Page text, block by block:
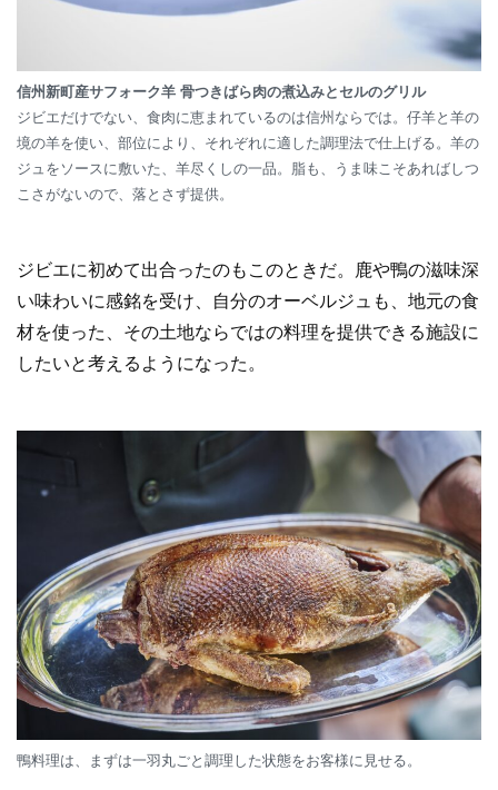
信州新町産サフォーク羊 骨つきばら肉の煮込みとセルのグリル
ジビエだけでない、食肉に恵まれているのは信州ならでは。仔羊と羊の
境の羊を使い、部位により、それぞれに適した調理法で仕上げる。羊の
ジュをソースに敷いた、羊尽くしの一品。脂も、うま味こそあればしつ
こさがないので、落とさず提供。
ジビエに初めて出合ったのもこのときだ。鹿や鴨の滋味深
い味わいに感銘を受け、自分のオーベルジュも、地元の食
材を使った、その土地ならではの料理を提供できる施設に
したいと考えるようになった。
鴨料理は、まずは一羽丸ごと調理した状態をお客様に見せる。